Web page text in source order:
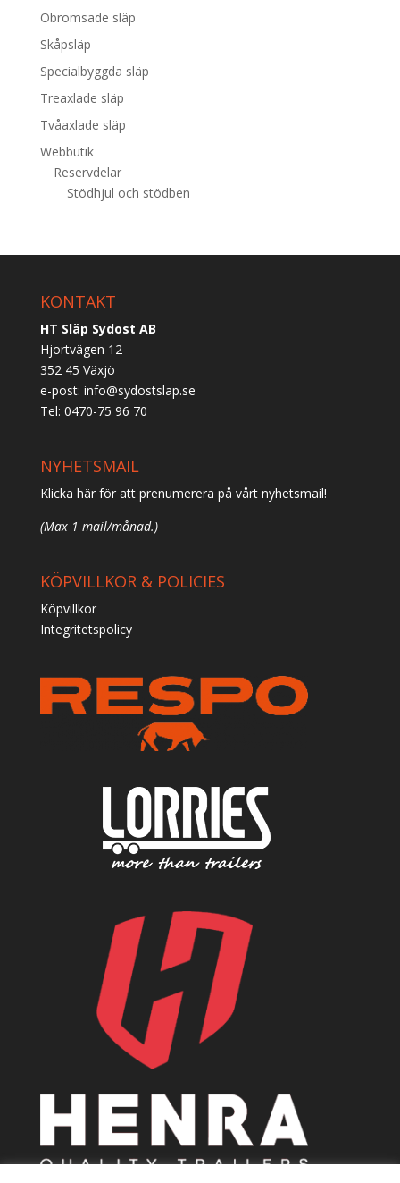
Obromsade släp
Skåpsläp
Specialbyggda släp
Treaxlade släp
Tvåaxlade släp
Webbutik
Reservdelar
Stödhjul och stödben
KONTAKT
HT Släp Sydost AB
Hjortvägen 12
352 45 Växjö
e-post: info@sydostslap.se
Tel: 0470-75 96 70
NYHETSMAIL
Klicka här för att prenumerera på vårt nyhetsmail!
(Max 1 mail/månad.)
KÖPVILLKOR & POLICIES
Köpvillkor
Integritetspolicy